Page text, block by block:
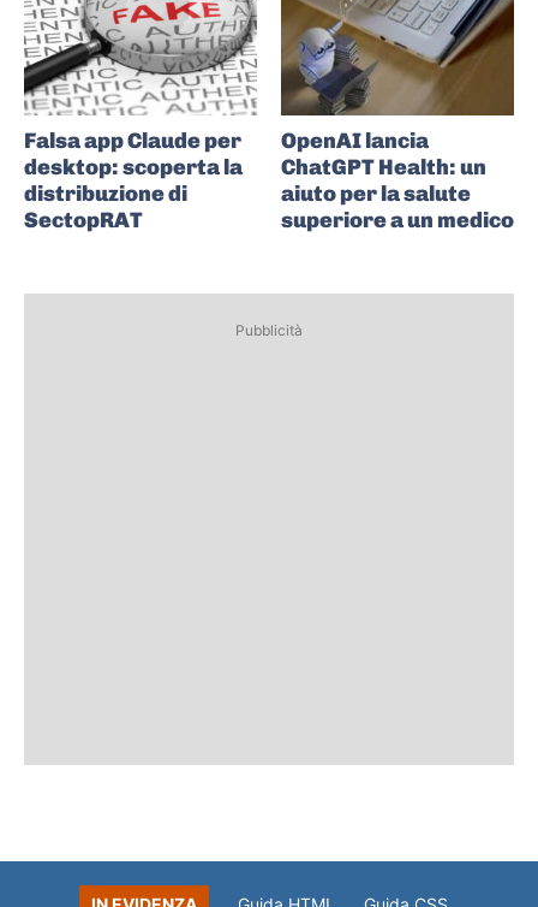
Falsa app Claude per
desktop: scoperta la
distribuzione di
SectopRAT
OpenAI lancia
ChatGPT Health: un
aiuto per la salute
superiore a un medico
Pubblicità